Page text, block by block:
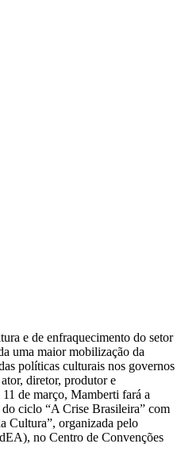
e de enfraquecimento do setor
uma maior mobilização da
políticas culturais nos governos
diretor, produtor e
de março, Mamberti fará a
ciclo “A Crise Brasileira” com
Cultura”, organizada pelo
no Centro de Convenções